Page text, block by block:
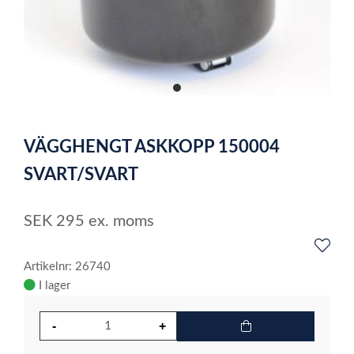
item
of
1
VÄGGHENGT ASKKOPP 150004
SVART/SVART
SEK 295 ex. moms
Artikelnr: 26740
I lager